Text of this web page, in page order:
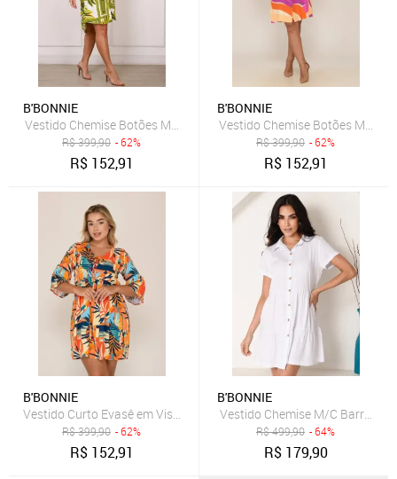
B'BONNIE
Vestido Chemise Botões M/C B’Bonnie Vitória Estampado Verde
R$399,90 - 62%
R$ 152,91
B'BONNIE
Vestido Chemise Botões M/L
R$399,90 - 62%
R$ 152,91
B'BONNIE
Vestido Curto Evasê em Viscose B’Bonnie Luna Estampa Colorido
R$399,90 - 62%
R$ 152,91
B'BONNIE
Vestido Chemise M/C Barra
R$499,90 - 64%
R$ 179,90